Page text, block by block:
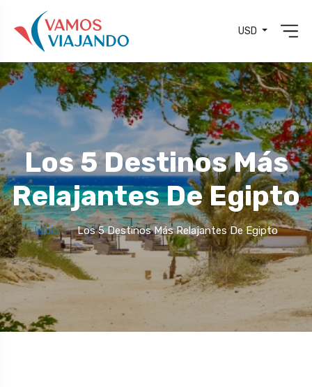
USD
Los 5 Destinos Más
Relajantes De Egipto
Inicio Los 5 Destinos Más Relajantes De Egipto